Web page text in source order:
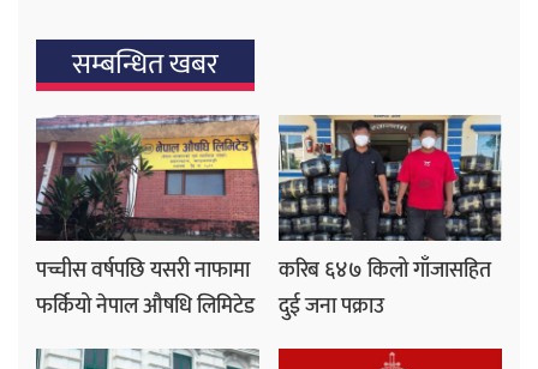
सम्बन्धित खबर
पच्चीस वर्षपछि यसरी नाफामा
फर्कियो नेपाल औषधि लिमिटेड
करिब ६४७ किलो गाँजासहित
दुई जना पक्राउ